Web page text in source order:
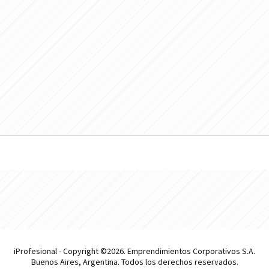
iProfesional - Copyright ©2026. Emprendimientos Corporativos S.A.
Buenos Aires, Argentina. Todos los derechos reservados.